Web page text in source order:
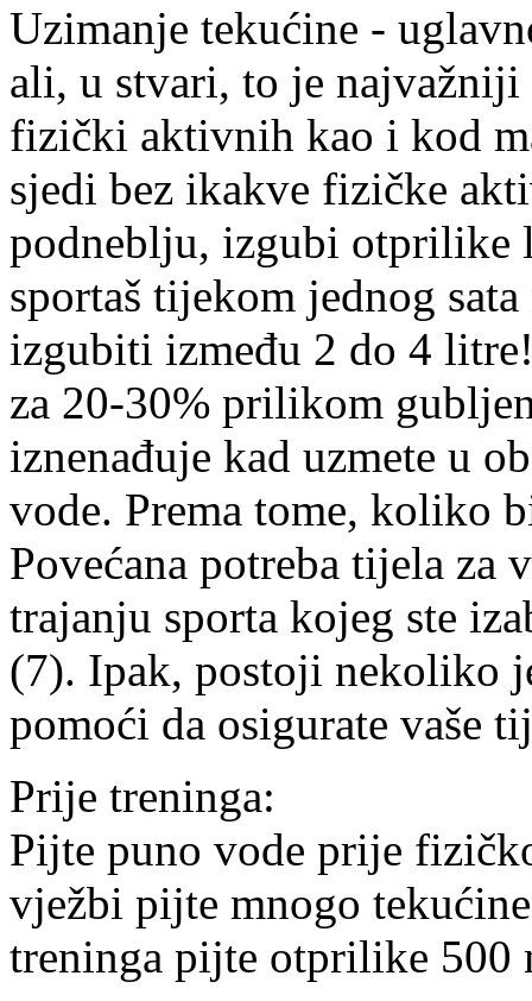
Uzimanje tekućine -
ali, u stvari, to je
fizički aktivnih kao i kod
sjedi bez ikakve fizičke
podneblju, izgubi otprilike
sportaš tijekom jednog
izgubiti između 2 do 4
za 20-30% prilikom
iznenađuje kad uzmete u
vode. Prema tome, koliko
Povećana potreba tijela
trajanju sporta kojeg ste
(7). Ipak, postoji nekoliko
pomoći da osigurate vaše
Prije treninga:
Pijte puno vode prije
vježbi pijte mnogo
treninga pijte otprilike 500